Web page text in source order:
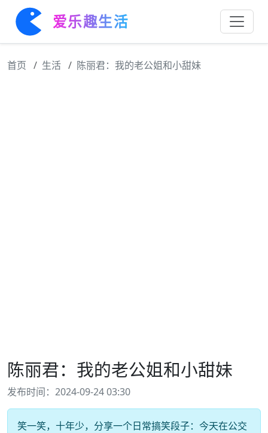
爱乐趣生活
首页 生活 陈丽君：我的老公姐和小甜妹
陈丽君：我的老公姐和小甜妹
发布时间：2024-09-24 03:30
笑一笑，十年少，分享一个日常搞笑段子：今天在公交